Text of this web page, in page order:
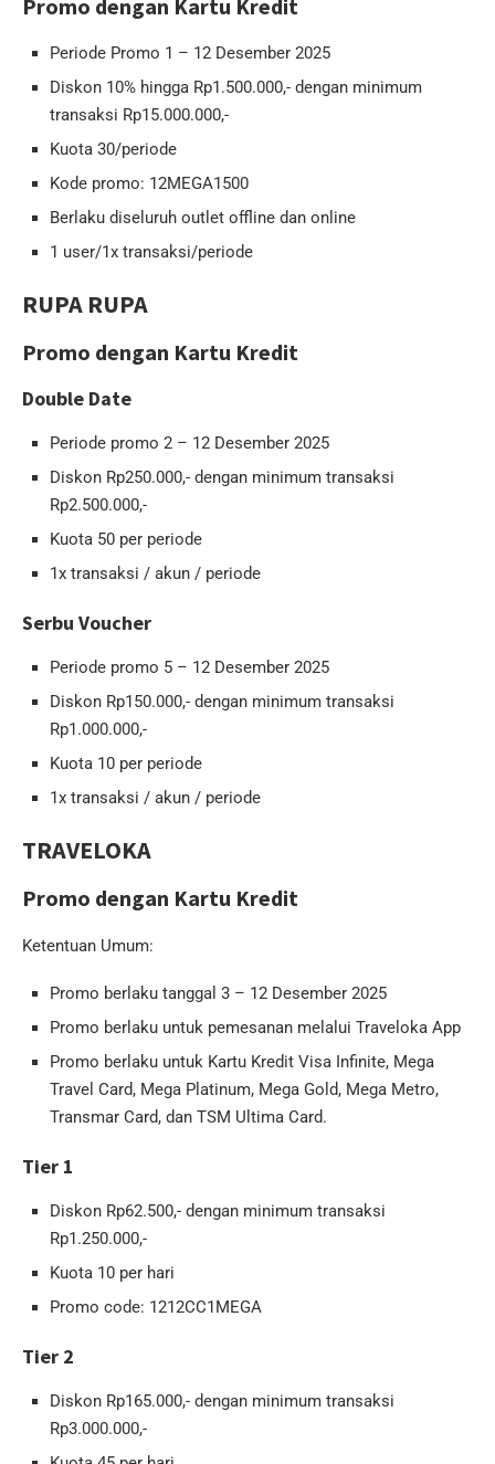
Promo dengan Kartu Kredit
Periode Promo 1 – 12 Desember 2025
Diskon 10% hingga Rp1.500.000,- dengan minimum
transaksi Rp15.000.000,-
Kuota 30/periode
Kode promo: 12MEGA1500
Berlaku diseluruh outlet offline dan online
1 user/1x transaksi/periode
RUPA RUPA
Promo dengan Kartu Kredit
Double Date
Periode promo 2 – 12 Desember 2025
Diskon Rp250.000,- dengan minimum transaksi
Rp2.500.000,-
Kuota 50 per periode
1x transaksi / akun / periode
Serbu Voucher
Periode promo 5 – 12 Desember 2025
Diskon Rp150.000,- dengan minimum transaksi
Rp1.000.000,-
Kuota 10 per periode
1x transaksi / akun / periode
TRAVELOKA
Promo dengan Kartu Kredit
Ketentuan Umum:
Promo berlaku tanggal 3 – 12 Desember 2025
Promo berlaku untuk pemesanan melalui Traveloka App
Promo berlaku untuk Kartu Kredit Visa Infinite, Mega
Travel Card, Mega Platinum, Mega Gold, Mega Metro,
Transmar Card, dan TSM Ultima Card.
Tier 1
Diskon Rp62.500,- dengan minimum transaksi
Rp1.250.000,-
Kuota 10 per hari
Promo code: 1212CC1MEGA
Tier 2
Diskon Rp165.000,- dengan minimum transaksi
Rp3.000.000,-